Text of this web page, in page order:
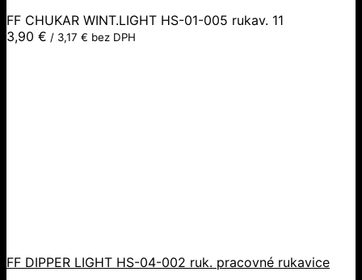
FF CHUKAR WINT.LIGHT HS-01-005 rukav. 11
3,90 € / 3,17 € bez DPH
FF DIPPER LIGHT HS-04-002 ruk. pracovné rukavice